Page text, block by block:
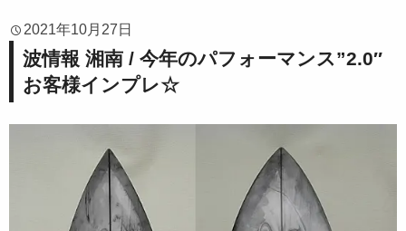
2021年10月27日
波情報 湘南 / 今年のパフォーマンス”2.0″
お客様インプレ☆